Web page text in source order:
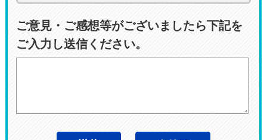
ご意見・ご感想等がございましたら下記を
ご入力し送信ください。